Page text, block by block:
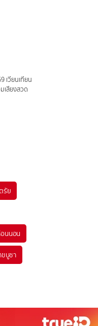
เวียนเทียน
เสียงสวด
รัย
นนอน
บูชา